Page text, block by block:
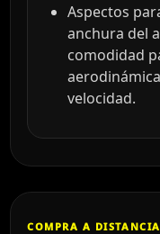
Aspectos
anchura del
comodidad
velocidad.
COMPRA A